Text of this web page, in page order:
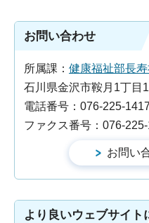
お問い合わせ
所属課： 健康福祉部長
石川県金沢市鞍月1丁目
電話番号：076-225-1417
ファクス番号：076-
より良いウェブサイ